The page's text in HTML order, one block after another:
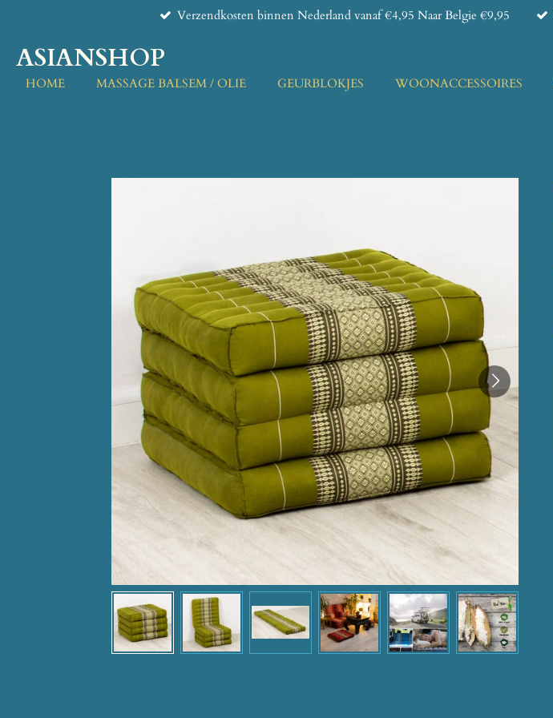
naar
de
hoofdinhoud
Verzendkosten binnen Nederland vanaf €4,95 Naar Belgie €9,95
ASIANSHOP
HOME MASSAGE BALSEM / OLIE GEURBLOKJES WOONACCESSOIRES